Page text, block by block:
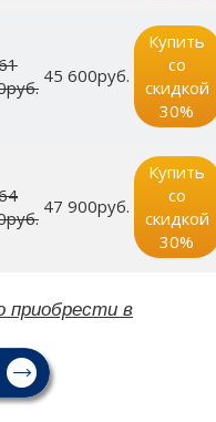
45 600руб.
Купить
со
скидкой
30%
47 900руб.
Купить
со
скидкой
30%
приобрести в